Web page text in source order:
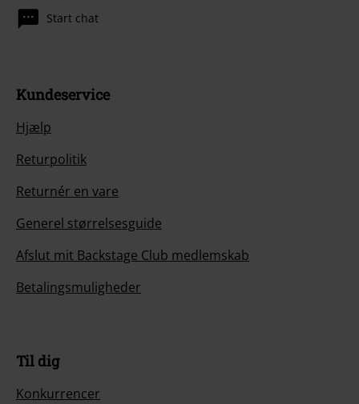
Start chat
Kundeservice
Hjælp
Returpolitik
Returnér en vare
Generel størrelsesguide
Afslut mit Backstage Club medlemskab
Betalingsmuligheder
Til dig
Konkurrencer